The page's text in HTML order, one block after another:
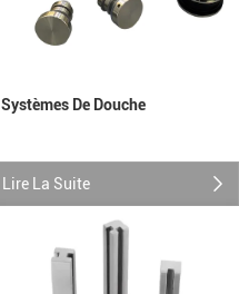
Systèmes De Douche
Lire La Suite